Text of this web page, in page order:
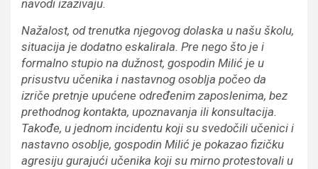
navodi izazivaju.
Nažalost, od trenutka njegovog dolaska u našu školu,
situacija je dodatno eskalirala. Pre nego što je i
formalno stupio na dužnost, gospodin Milić je u
prisustvu učenika i nastavnog osoblja počeo da
izriče pretnje upućene određenim zaposlenima, bez
prethodnog kontakta, upoznavanja ili konsultacija.
Takođe, u jednom incidentu koji su svedočili učenici i
nastavno osoblje, gospodin Milić je pokazao fizičku
agresiju gurajući učenika koji su mirno protestovali u